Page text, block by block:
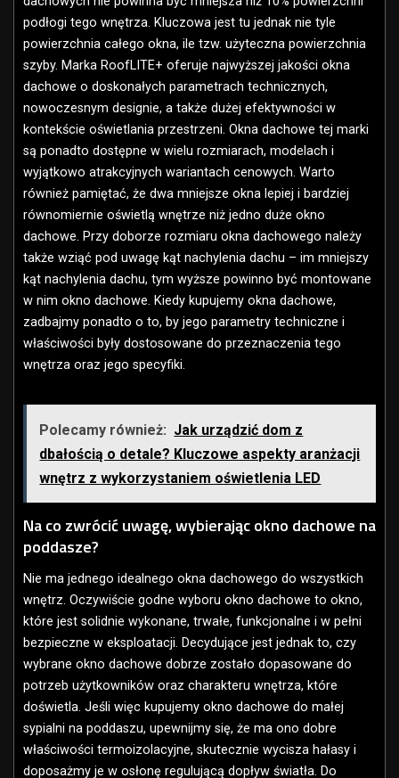
podłogi tego wnętrza. Kluczowa jest tu jednak nie tyle
powierzchnia całego okna, ile tzw. użyteczna powierzchnia
szyby. Marka RoofLITE+ oferuje najwyższej jakości okna
dachowe o doskonałych parametrach technicznych,
nowoczesnym designie, a także dużej efektywności w
kontekście oświetlania przestrzeni. Okna dachowe tej marki
są ponadto dostępne w wielu rozmiarach, modelach i
wyjątkowo atrakcyjnych wariantach cenowych. Warto
również pamiętać, że dwa mniejsze okna lepiej i bardziej
równomiernie oświetlą wnętrze niż jedno duże okno
dachowe. Przy doborze rozmiaru okna dachowego należy
także wziąć pod uwagę kąt nachylenia dachu – im mniejszy
kąt nachylenia dachu, tym wyższe powinno być montowane
w nim okno dachowe. Kiedy kupujemy okna dachowe,
zadbajmy ponadto o to, by jego parametry techniczne i
właściwości były dostosowane do przeznaczenia tego
wnętrza oraz jego specyfiki.
Polecamy również: Jak urządzić dom z
dbałością o detale? Kluczowe aspekty aranżacji
wnętrz z wykorzystaniem oświetlenia LED
Na co zwrócić uwagę, wybierając okno dachowe na
poddasze?
Nie ma jednego idealnego okna dachowego do wszystkich
wnętrz. Oczywiście godne wyboru okno dachowe to okno,
które jest solidnie wykonane, trwałe, funkcjonalne i w pełni
bezpieczne w eksploatacji. Decydujące jest jednak to, czy
wybrane okno dachowe dobrze zostało dopasowane do
potrzeb użytkowników oraz charakteru wnętrza, które
doświetla. Jeśli więc kupujemy okno dachowe do małej
sypialni na poddaszu, upewnijmy się, że ma ono dobre
właściwości termoizolacyjne, skutecznie wycisza hałasy i
doposażmy je w osłonę regulującą dopływ światła. Do